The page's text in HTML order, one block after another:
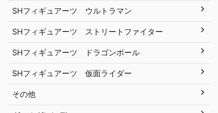
SHフィギュアーツ ウルトラマン
SHフィギュアーツ ストリートファイター
SHフィギュアーツ ドラゴンボール
SHフィギュアーツ 仮面ライダー
その他